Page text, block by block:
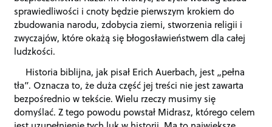
sprawiedliwości i cnoty będzie pierwszym krokiem do
zbudowania narodu, zdobycia ziemi, stworzenia religii i
zwyczajów, które okażą się błogosławieństwem dla całej
ludzkości.
Historia biblijna, jak pisał Erich Auerbach, jest „pełna
tła”. Oznacza to, że duża część jej treści nie jest zawarta
bezpośrednio w tekście. Wielu rzeczy musimy się
domyślać. Z tego powodu powstał Midrasz, którego celem